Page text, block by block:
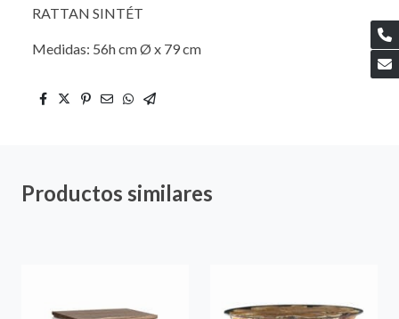
RATTAN SINTÉT
Medidas: 56h cm Ø x 79 cm
Productos similares